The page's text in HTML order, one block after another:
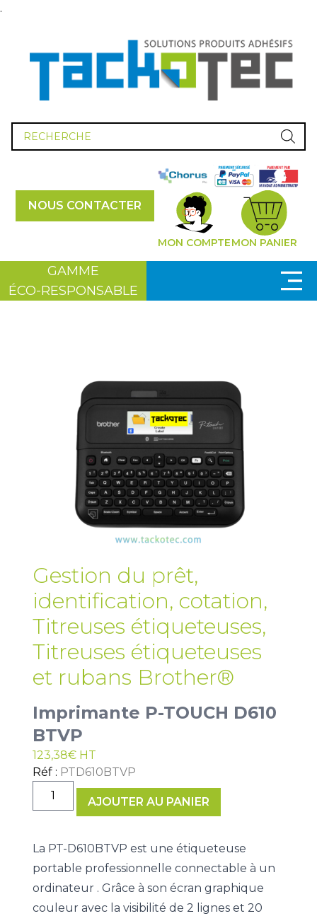
.
Recherche
de
produits
NOUS CONTACTER
MON COMPTEMON PANIER
GAMME
ÉCO-RESPONSABLE
Gestion du prêt,
identification, cotation,
Titreuses étiqueteuses,
Titreuses étiqueteuses
et rubans Brother®
Imprimante P-TOUCH D610
BTVP
123,38€ HT
Réf : PTD610BTVP
quantité
TOUCH
D610
BTVP
AJOUTER AU PANIER
La PT-D610BTVP est une étiqueteuse
portable professionnelle connectable à un
ordinateur . Grâce à son écran graphique
couleur avec la visibilité de 2 lignes et 20